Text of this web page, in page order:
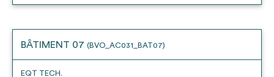
BÂTIMENT 07 (BVO_AC031_BAT07)
EQT TECH.